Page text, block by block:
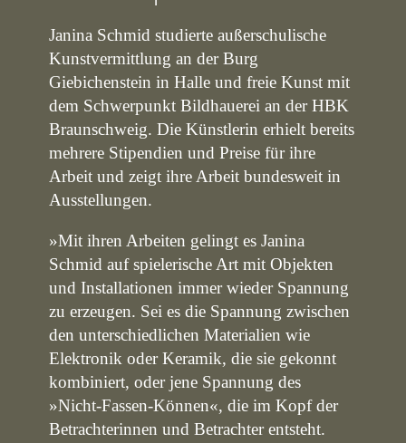
Janina Schmid studierte außerschulische
Kunstvermittlung an der Burg
Giebichenstein in Halle und freie Kunst mit
dem Schwerpunkt Bildhauerei an der HBK
Braunschweig. Die Künstlerin erhielt bereits
mehrere Stipendien und Preise für ihre
Arbeit und zeigt ihre Arbeit bundesweit in
Ausstellungen.
»Mit ihren Arbeiten gelingt es Janina
Schmid auf spielerische Art mit Objekten
und Installationen immer wieder Spannung
zu erzeugen. Sei es die Spannung zwischen
den unterschiedlichen Materialien wie
Elektronik oder Keramik, die sie gekonnt
kombiniert, oder jene Spannung des
»Nicht-Fassen-Können«, die im Kopf der
Betrachterinnen und Betrachter entsteht.